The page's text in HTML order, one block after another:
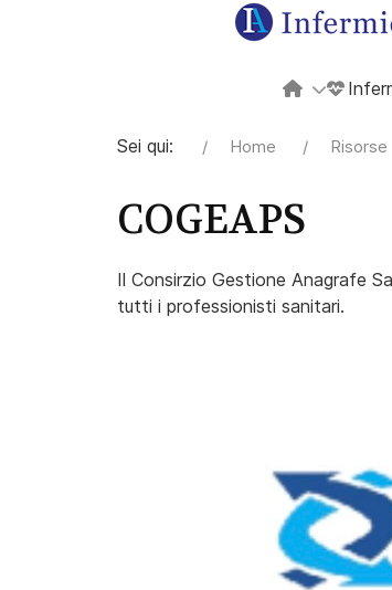
Sei qui: Home Risorse
COGEAPS
Il Consirzio Gestione Anagrafe
tutti i professionisti sanitari.